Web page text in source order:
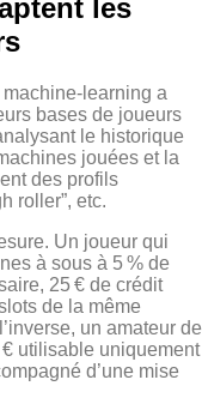
les
a
bases de joueurs
le historique
jouées et la
des profils
roller”, etc.
Un joueur qui
à sous à 5 % de
25 € de crédit
de la même
un amateur de
utilisable uniquement
d’une mise